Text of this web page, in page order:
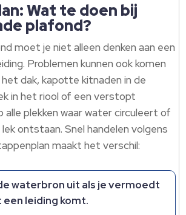
Wat te doen bij
plafond?
moet je niet alleen denken aan een
Problemen kunnen ook komen
dak, kapotte kitnaden in de
in het riool of een verstopt
alle plekken waar water circuleert of
ontstaan. Snel handelen volgens
maakt het verschil:
waterbron uit als je vermoedt
leiding komt.